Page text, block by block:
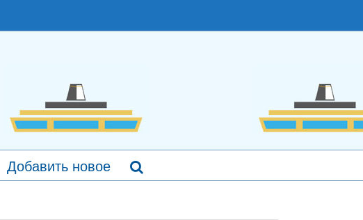
Добавить новое